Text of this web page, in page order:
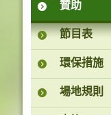
贊助
節目表
環保措施
場地規則